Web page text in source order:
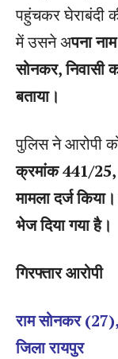
पहुंचकर घेराबंदी
में उसने अपना
सोनकर, निवासी
बताया।
पुलिस ने आरोपी
क्रमांक 441/25,
मामला दर्ज
भेज दिया गया है।
गिरफ्तार आरोपी
राम सोनकर (27),
जिला रायपुर